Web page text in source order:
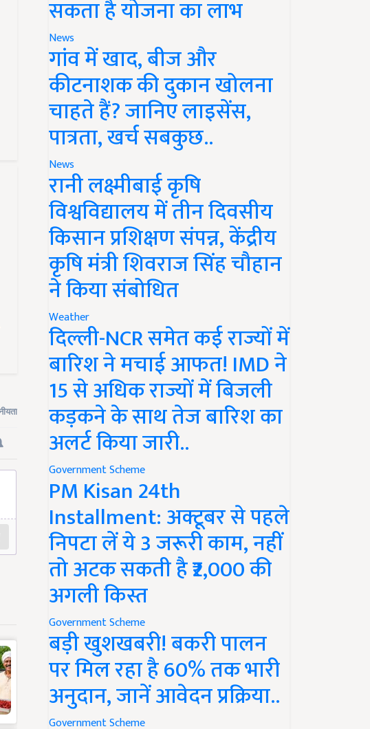
सकता है योजना का लाभ
News
गांव में खाद, बीज और
कीटनाशक की दुकान खोलना
चाहते हैं? जानिए लाइसेंस,
पात्रता, खर्च सबकुछ..
News
रानी लक्ष्मीबाई कृषि
विश्वविद्यालय में तीन दिवसीय
किसान प्रशिक्षण संपन्न, केंद्रीय
कृषि मंत्री शिवराज सिंह चौहान
ने किया संबोधित
Weather
दिल्ली-NCR समेत कई राज्यों में
बारिश ने मचाई आफत! IMD ने
15 से अधिक राज्यों में बिजली
कड़कने के साथ तेज बारिश का
अलर्ट किया जारी..
Government Scheme
PM Kisan 24th
Installment: अक्टूबर से पहले
निपटा लें ये 3 जरूरी काम, नहीं
तो अटक सकती है ₹2,000 की
अगली किस्त
Government Scheme
बड़ी खुशखबरी! बकरी पालन
पर मिल रहा है 60% तक भारी
अनुदान, जानें आवेदन प्रक्रिया..
Government Scheme